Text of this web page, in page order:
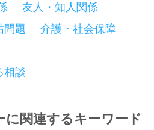
友人・知人関係
問題
介護・社会保障
相談
に関連するキーワード